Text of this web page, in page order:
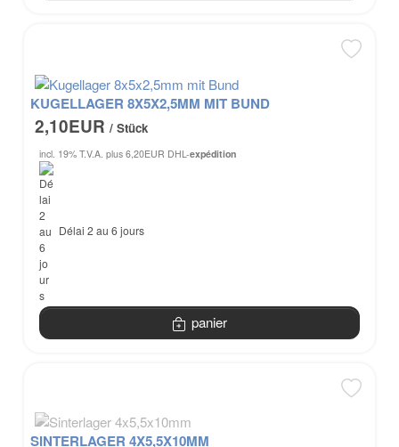
KUGELLAGER 8X5X2,5MM MIT BUND
2,10EUR/ Stück
incl. 19% T.V.A. plus 6,20EUR DHL-expédition
Délai 2 au 6 jours
panier
SINTERLAGER 4X5,5X10MM